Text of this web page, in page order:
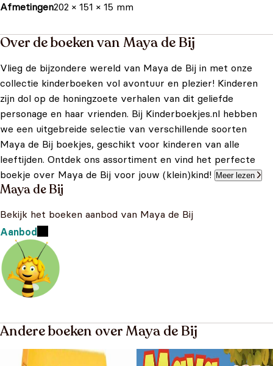
Afmetingen202 × 151 × 15 mm
Over de boeken van Maya de Bij
Vlieg de bijzondere wereld van Maya de Bij in met onze
collectie kinderboeken vol avontuur en plezier! Kinderen
zijn dol op de honingzoete verhalen van dit geliefde
personage en haar vrienden. Bij Kinderboekjes.nl hebben
we een uitgebreide selectie van verschillende soorten
Maya de Bij boekjes, geschikt voor kinderen van alle
leeftijden. Ontdek ons assortiment en vind het perfecte
boekje over Maya de Bij voor jouw (klein)kind!
Meer lezen
Maya de Bij
Bekijk het boeken aanbod van Maya de Bij
Aanbod
Andere boeken over Maya de Bij